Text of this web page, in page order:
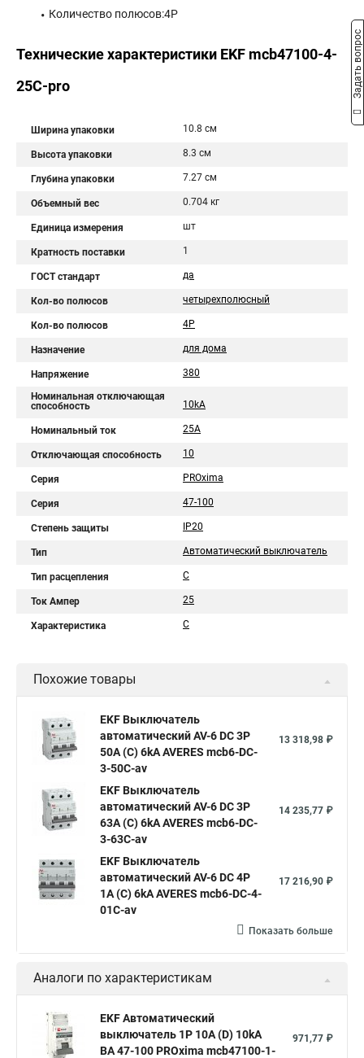
Количество полюсов:4P
Технические характеристики EKF mcb47100-4-
25C-pro
Ширина упаковки 10.8 см
Высота упаковки 8.3 см
Глубина упаковки 7.27 см
Объемный вес 0.704 кг
Единица измерения шт
Кратность поставки 1
ГОСТ стандарт да
Кол-во полюсов четырехполюсный
Кол-во полюсов 4P
Назначение для дома
Напряжение 380
Номинальная отключающая
способность
10kA
Номинальный ток 25А
Отключающая способность 10
Серия PROxima
Серия 47-100
Степень защиты IP20
Тип Автоматический выключатель
Тип расцепления C
Ток Ампер 25
Характеристика C
Похожие товары
EKF Выключатель
автоматический AV-6 DC 3P
50A (C) 6kA AVERES mcb6-DC-
3-50C-av
13 318,98 ₽
EKF Выключатель
автоматический AV-6 DC 3P
63A (C) 6kA AVERES mcb6-DC-
3-63C-av
14 235,77 ₽
EKF Выключатель
автоматический AV-6 DC 4P
1A (C) 6kA AVERES mcb6-DC-4-
01C-av
17 216,90 ₽
Показать больше
Аналоги по характеристикам
EKF Автоматический
выключатель 1P 10А (D) 10kA
ВА 47-100 PROxima mcb47100-1-
971,77 ₽
Задать вопрос